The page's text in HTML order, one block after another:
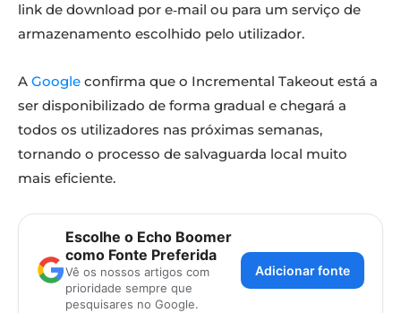
link de download por e‑mail ou para um serviço de
armazenamento escolhido pelo utilizador.
A Google confirma que o Incremental Takeout está a
ser disponibilizado de forma gradual e chegará a
todos os utilizadores nas próximas semanas,
tornando o processo de salvaguarda local muito
mais eficiente.
Escolhe o Echo Boomer
como Fonte Preferida
Vê os nossos artigos com
prioridade sempre que
pesquisares no Google.
Adicionar fonte